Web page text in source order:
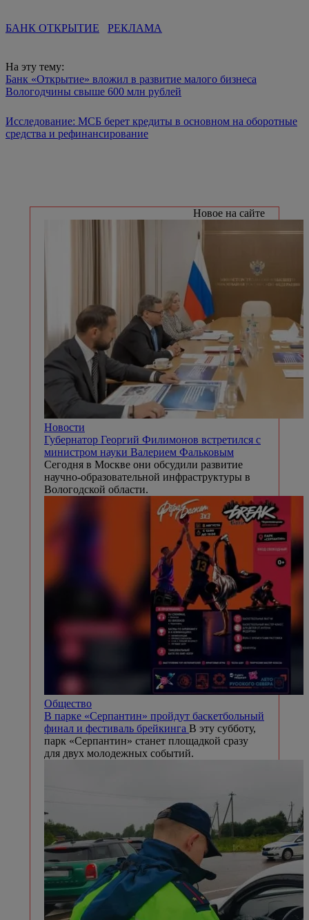
БАНК ОТКРЫТИЕ РЕКЛАМА
На эту тему:
Банк «Открытие» вложил в развитие малого бизнеса
Вологодчины свыше 600 млн рублей
Исследование: МСБ берет кредиты в основном на оборотные
средства и рефинансирование
Новое на сайте
Новости
Губернатор Георгий Филимонов встретился с
министром науки Валерием Фальковым
Сегодня в Москве они обсудили развитие
научно-образовательной инфраструктуры в
Вологодской области.
Общество
В парке «Серпантин» пройдут баскетбольный
финал и фестиваль брейкинга В эту субботу,
парк «Серпантин» станет площадкой сразу
для двух молодежных событий.